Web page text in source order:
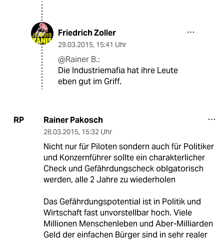
Friedrich Zoller
29.03.2015, 15:41 Uhr
@Rainer B.:
Die Industriemafia hat ihre Leute
eben gut im Griff.
RP Rainer Pakosch
28.03.2015, 15:32 Uhr
Nicht nur für Piloten sondern auch für Politiker
und Konzernführer sollte ein charakterlicher
Check und Gefährdungscheck oblgatorisch
werden, alle 2 Jahre zu wiederholen
Das Gefährdungspotential ist in Politik und
Wirtschaft fast unvorstellbar hoch. Viele
Millionen Menschenleben und Aber-Milliarden
Geld der einfachen Bürger sind in sehr realer